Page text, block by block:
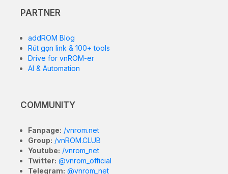
PARTNER
addROM Blog
Rút gọn link & 100+ tools
Drive for vnROM-er
AI & Automation
COMMUNITY
Fanpage: /vnrom.net
Group: /vnROM.CLUB
Youtube: /vnrom_net
Twitter: @vnrom_official
Telegram: @vnrom_net